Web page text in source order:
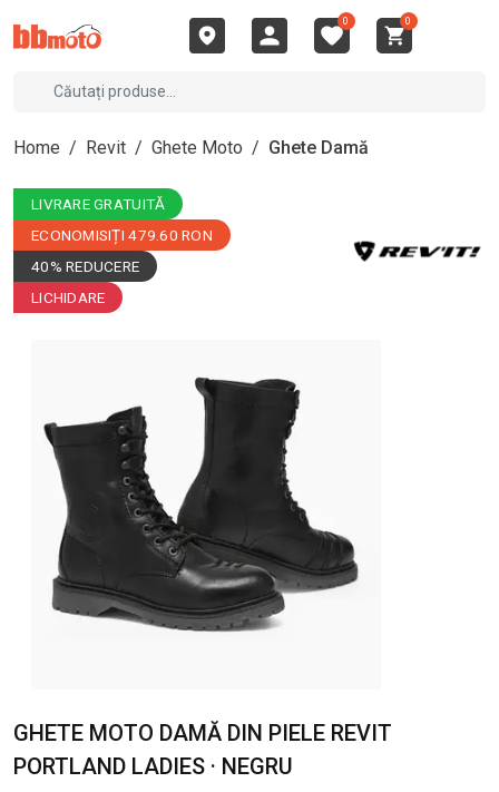
0 0
Home / Revit / Ghete Moto / Ghete Damă
LIVRARE GRATUITĂ
ECONOMISIȚI 479.60 RON
40% REDUCERE
LICHIDARE
GHETE MOTO DAMĂ DIN PIELE REVIT
PORTLAND LADIES · NEGRU